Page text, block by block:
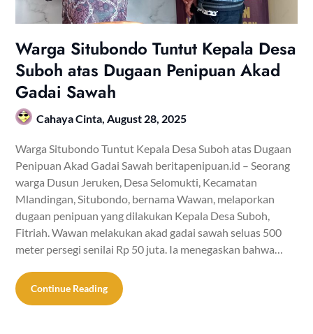
Warga Situbondo Tuntut Kepala Desa
Suboh atas Dugaan Penipuan Akad
Gadai Sawah
Cahaya Cinta, August 28, 2025
Warga Situbondo Tuntut Kepala Desa Suboh atas Dugaan
Penipuan Akad Gadai Sawah beritapenipuan.id – Seorang
warga Dusun Jeruken, Desa Selomukti, Kecamatan
Mlandingan, Situbondo, bernama Wawan, melaporkan
dugaan penipuan yang dilakukan Kepala Desa Suboh,
Fitriah. Wawan melakukan akad gadai sawah seluas 500
meter persegi senilai Rp 50 juta. Ia menegaskan bahwa…
Continue Reading